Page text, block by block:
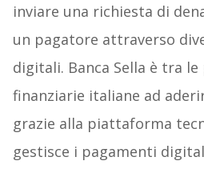
inviare una richiesta di
un pagatore attraverso
digitali. Banca Sella è tra
finanziarie italiane ad
grazie alla piattaforma
gestisce i pagamenti